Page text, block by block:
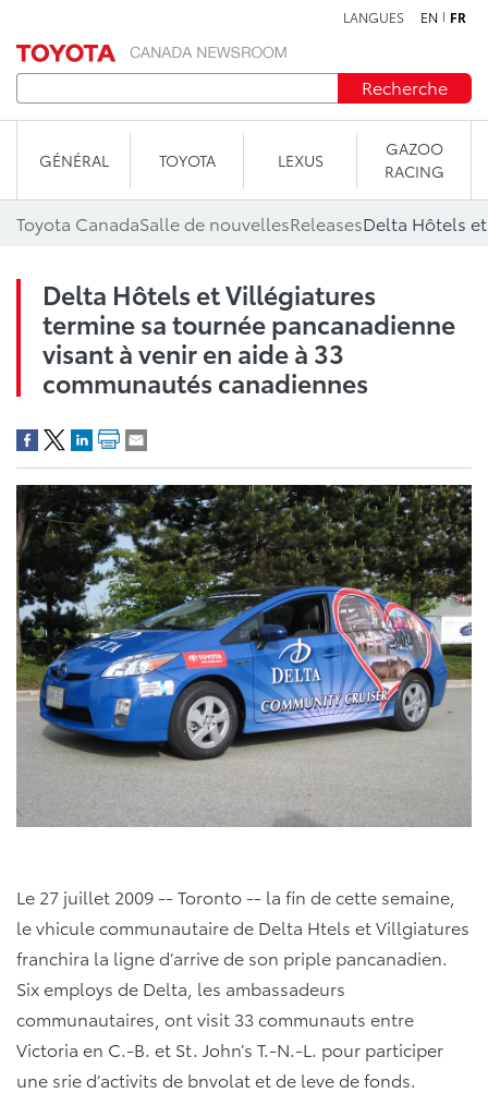
LANGUES EN FR
Recherche
GÉNÉRAL TOYOTA LEXUS
GAZOO
RACING
Toyota CanadaSalle de nouvellesReleases
Delta Hôtels et Villégiatures
termine sa tournée pancanadienne
visant à venir en aide à 33
communautés canadiennes
Le 27 juillet 2009 -- Toronto -- la fin de cette semaine,
le vhicule communautaire de Delta Htels et Villgiatures
franchira la ligne d’arrive de son priple pancanadien.
Six employs de Delta, les ambassadeurs
communautaires, ont visit 33 communauts entre
Victoria en C.-B. et St. John’s T.-N.-L. pour participer
une srie d’activits de bnvolat et de leve de fonds.